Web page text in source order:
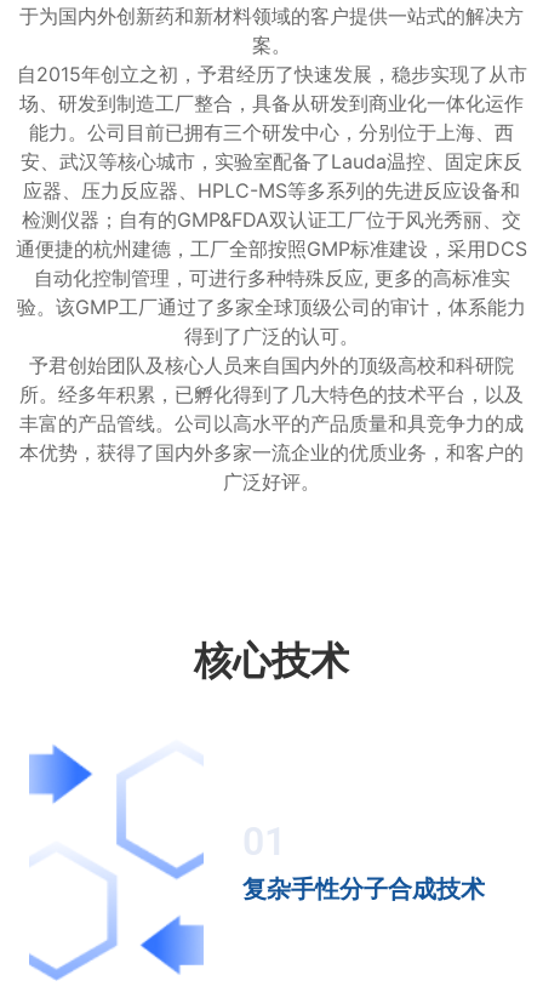
于为国内外创新药和新材料领域的客户提供一站式的解决方
案。
自2015年创立之初，予君经历了快速发展，稳步实现了从市
场、研发到制造工厂整合，具备从研发到商业化一体化运作
能力。公司目前已拥有三个研发中心，分别位于上海、西
安、武汉等核心城市，实验室配备了Lauda温控、固定床反
应器、压力反应器、HPLC-MS等多系列的先进反应设备和
检测仪器；自有的GMP&FDA双认证工厂位于风光秀丽、交
通便捷的杭州建德，工厂全部按照GMP标准建设，采用DCS
自动化控制管理，可进行多种特殊反应, 更多的高标准实
验。该GMP工厂通过了多家全球顶级公司的审计，体系能力
得到了广泛的认可。
予君创始团队及核心人员来自国内外的顶级高校和科研院
所。经多年积累，已孵化得到了几大特色的技术平台，以及
丰富的产品管线。公司以高水平的产品质量和具竞争力的成
本优势，获得了国内外多家一流企业的优质业务，和客户的
广泛好评。
核心技术
01
复杂手性分子合成技术